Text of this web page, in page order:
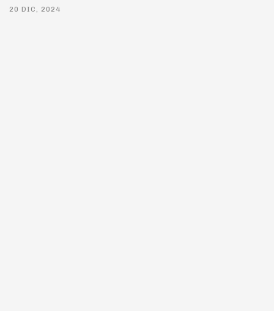
20 DIC, 2024